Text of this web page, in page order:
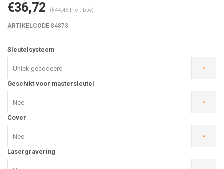
€36,72 (€44,43 Incl. btw)
ARTIKELCODE 84873
Sleutelsysteem
Uniek gecodeerd
Geschikt voor mastersleutel
Nee
Cover
Nee
Lasergravering